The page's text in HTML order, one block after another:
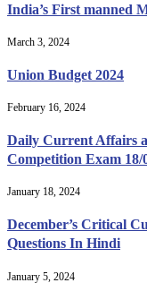
India’s First manned
March 3, 2024
Union Budget 2024
February 16, 2024
Daily Current Affairs
Competition Exam 18/
January 18, 2024
December’s Critical
Questions In Hindi
January 5, 2024